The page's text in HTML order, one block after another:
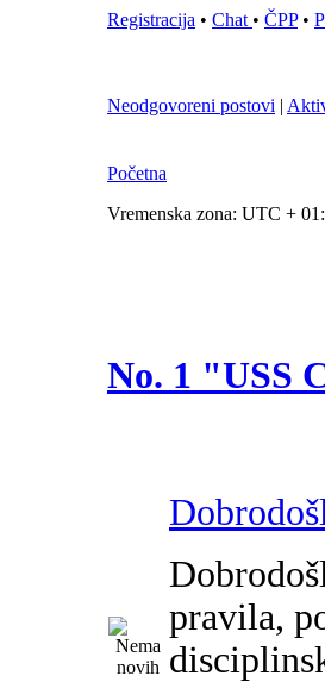
Registracija • Chat • ČPP•
Neodgovoreni postovi |
Početna
Vremenska zona: UTC +
No. 1 "USS
pravila,